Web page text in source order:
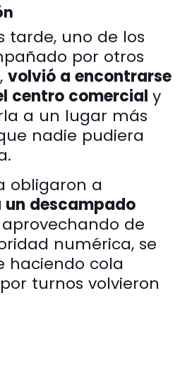
tarde, uno de los
por otros
volvió a encontrarse
centro comercial y
a un lugar más
nadie pudiera
obligaron a
descampado
de
numérica, se
haciendo cola
turnos volvieron